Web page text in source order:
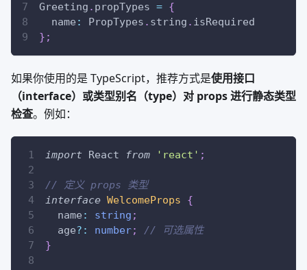
Greeting . propTypes = {
  name
: PropTypes . string . isRequired
} ;
如果你使用的是 TypeScript，推荐方式是使用接口
（interface）或类型别名（type）对 props 进行静态类型
检查。例如：
import React from 'react' ;
// 定义 props 类型
interface WelcomeProps
{
  name
: string ;
  age
? : number;
// 可选属性
}